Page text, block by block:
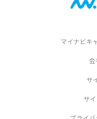
マイナビキ
会
サ
サ